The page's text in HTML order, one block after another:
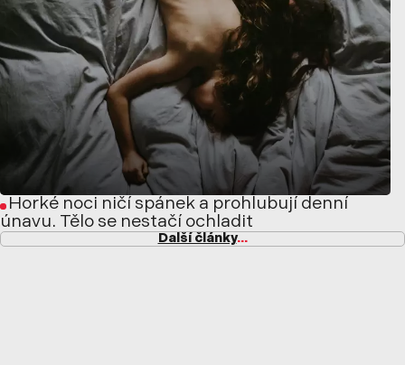
Horké noci ničí spánek a prohlubují denní
únavu. Tělo se nestačí ochladit
Další články...